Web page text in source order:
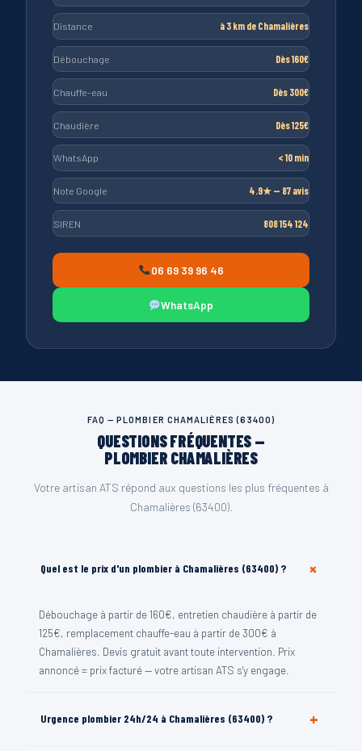
Distance à 3 km de Chamalières
Débouchage Dès 160€
Chauffe-eau Dès 300€
Chaudière Dès 125€
WhatsApp < 10 min
Note Google 4.9★ — 87 avis
SIREN 808 154 124
06 69 39 96 46
WhatsApp
FAQ — PLOMBIER CHAMALIÈRES (63400)
QUESTIONS FRÉQUENTES —
PLOMBIER CHAMALIÈRES
Votre artisan ATS répond aux questions les plus fréquentes à
Chamalières (63400).
Quel est le prix d'un plombier à Chamalières (63400) ? +
Débouchage à partir de 160€, entretien chaudière à partir de
125€, remplacement chauffe-eau à partir de 300€ à
Chamalières. Devis gratuit avant toute intervention. Prix
annoncé = prix facturé — votre artisan ATS s'y engage.
Urgence plombier 24h/24 à Chamalières (63400) ? +